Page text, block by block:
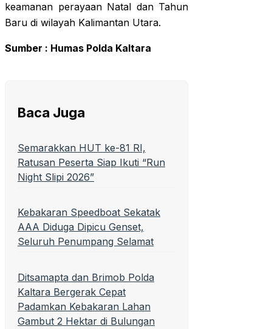
keamanan perayaan Natal dan Tahun
Baru di wilayah Kalimantan Utara.
Sumber : Humas Polda Kaltara
Baca Juga
Semarakkan HUT ke-81 RI,
Ratusan Peserta Siap Ikuti “Run
Night Slipi 2026”
Kebakaran Speedboat Sekatak
AAA Diduga Dipicu Genset,
Seluruh Penumpang Selamat
Ditsamapta dan Brimob Polda
Kaltara Bergerak Cepat
Padamkan Kebakaran Lahan
Gambut 2 Hektar di Bulungan